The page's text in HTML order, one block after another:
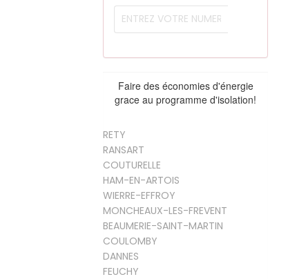
Faire des économies d'énergie
grace au programme d'isolation!
RETY
RANSART
COUTURELLE
HAM-EN-ARTOIS
WIERRE-EFFROY
MONCHEAUX-LES-FREVENT
BEAUMERIE-SAINT-MARTIN
COULOMBY
DANNES
FEUCHY